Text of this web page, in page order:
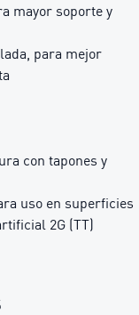
mayor soporte y
para mejor
con tapones y
uso en superficies
2G (TT)